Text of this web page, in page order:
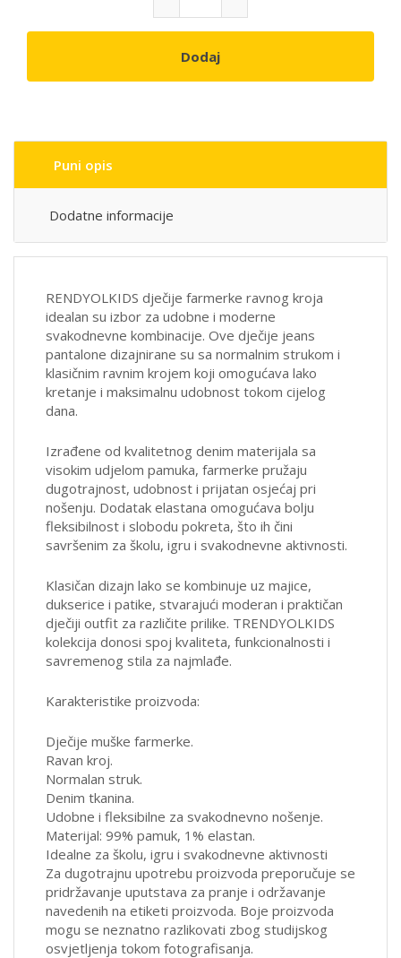
Dodaj
Puni opis
Dodatne informacije
RENDYOLKIDS dječije farmerke ravnog kroja
idealan su izbor za udobne i moderne
svakodnevne kombinacije. Ove dječije jeans
pantalone dizajnirane su sa normalnim strukom i
klasičnim ravnim krojem koji omogućava lako
kretanje i maksimalnu udobnost tokom cijelog
dana.
Izrađene od kvalitetnog denim materijala sa
visokim udjelom pamuka, farmerke pružaju
dugotrajnost, udobnost i prijatan osjećaj pri
nošenju. Dodatak elastana omogućava bolju
fleksibilnost i slobodu pokreta, što ih čini
savršenim za školu, igru i svakodnevne aktivnosti.
Klasičan dizajn lako se kombinuje uz majice,
dukserice i patike, stvarajući moderan i praktičan
dječiji outfit za različite prilike. TRENDYOLKIDS
kolekcija donosi spoj kvaliteta, funkcionalnosti i
savremenog stila za najmlađe.
Karakteristike proizvoda:
Dječije muške farmerke.
Ravan kroj.
Normalan struk.
Denim tkanina.
Udobne i fleksibilne za svakodnevno nošenje.
Materijal: 99% pamuk, 1% elastan.
Idealne za školu, igru i svakodnevne aktivnosti
Za dugotrajnu upotrebu proizvoda preporučuje se
pridržavanje uputstava za pranje i održavanje
navedenih na etiketi proizvoda. Boje proizvoda
mogu se neznatno razlikovati zbog studijskog
osvjetljenja tokom fotografisanja.